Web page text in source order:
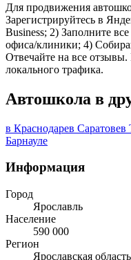
Для продвижения
Зарегистрируйтесь в
Business; 2) Заполните
офиса/клиники; 4)
Отвечайте на все
локального трафика.
Автошкола в
в Краснодарев Саратовев
Барнауле
Информация
Город
Ярославль
Население
590 000
Регион
Ярославская область